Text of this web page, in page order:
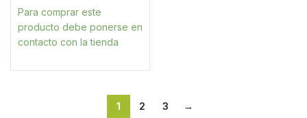
Para comprar este
producto debe ponerse en
contacto con la tienda
1 2 3 →